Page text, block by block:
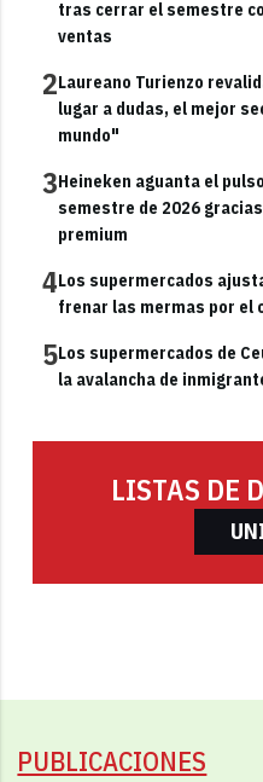
tras cerrar el semestre
ventas
2Laureano Turienzo
lugar a dudas, el mejor
mundo"
3Heineken aguanta el
semestre de 2026
premium
4Los supermercados
frenar las mermas por el
5Los supermercados de
la avalancha de
LISTAS DE
PUBLICACIONES